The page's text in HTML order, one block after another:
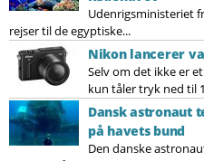
Udenrigsministeriet
rejser til de egyptiske...
Nikon lancerer
Selv om det ikke er
kun tåler tryk ned til
Dansk astronaut
på havets bund
Den danske